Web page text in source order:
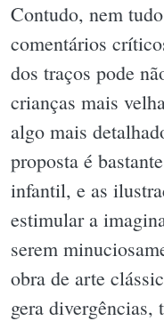
Contudo, nem
comentários
dos traços pode
crianças mais
algo mais
proposta é
infantil, e as
estimular a
serem
obra de arte
gera divergências,